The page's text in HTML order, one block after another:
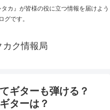
カ』が皆様の役に立つ情報を届けよう
グです。
カク情報局
ギターも弾ける？
ターは？